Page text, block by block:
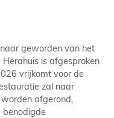
geworden van het
is afgesproken
vrijkomt voor de
zal naar
afgerond,
benodigde